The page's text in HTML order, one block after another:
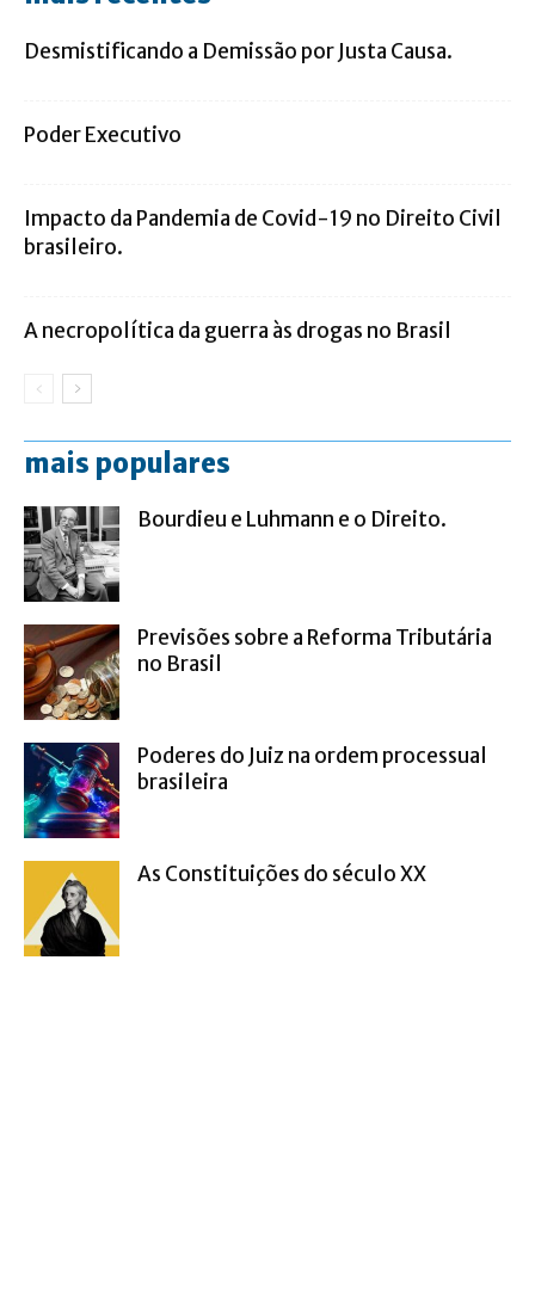
Desmistificando a Demissão por Justa Causa.
Poder Executivo
Impacto da Pandemia de Covid-19 no Direito Civil
brasileiro.
A necropolítica da guerra às drogas no Brasil
mais populares
Bourdieu e Luhmann e o Direito.
Previsões sobre a Reforma Tributária
no Brasil
Poderes do Juiz na ordem processual
brasileira
As Constituições do século XX